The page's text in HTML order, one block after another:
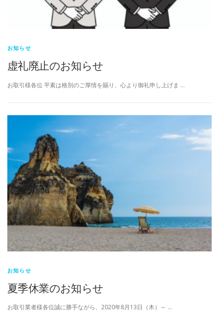
お知らせ
虚礼廃止のお知らせ
お取引様各位 平素は格別のご厚情を賜り、心より御礼申し上げま …
お知らせ
夏季休業のお知らせ
お取引業者様各位誠に勝手ながら、2020年8月13日（木）～ …